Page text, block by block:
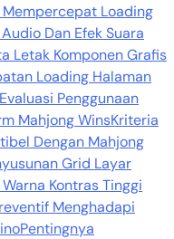
Loading
Dan Efek Suara
Letak Komponen Grafis
Loading Halaman
Evaluasi Penggunaan
Mahjong WinsKriteria
Dengan Mahjong
Grid Layar
Kontras Tinggi
Menghadapi
Pentingnya